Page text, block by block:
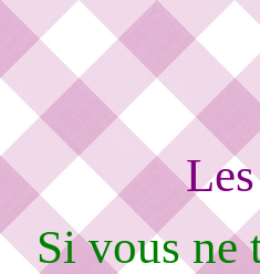
Si vous ne